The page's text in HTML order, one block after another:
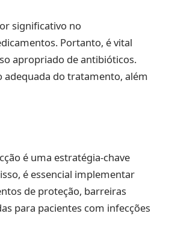
significativo no
Portanto, é vital
apropriado de antibióticos.
adequada do tratamento, além
é uma estratégia-chave
é essencial implementar
de proteção, barreiras
para pacientes com infecções